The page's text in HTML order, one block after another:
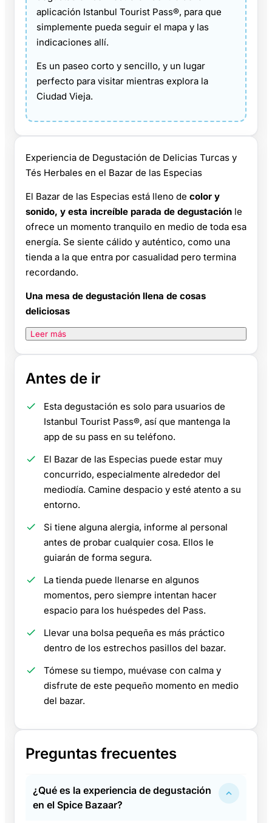
aplicación Istanbul Tourist Pass®, para que
simplemente pueda seguir el mapa y las
indicaciones allí.
Es un paseo corto y sencillo, y un lugar
perfecto para visitar mientras explora la
Ciudad Vieja.
Experiencia de Degustación de Delicias Turcas y
Tés Herbales en el Bazar de las Especias
El Bazar de las Especias está lleno de color y
sonido, y esta increíble parada de degustación le
ofrece un momento tranquilo en medio de toda esa
energía. Se siente cálido y auténtico, como una
tienda a la que entra por casualidad pero termina
recordando.
Una mesa de degustación llena de cosas
deliciosas
Leer más
Antes de ir
Esta degustación es solo para usuarios de
Istanbul Tourist Pass®, así que mantenga la
app de su pass en su teléfono.
El Bazar de las Especias puede estar muy
concurrido, especialmente alrededor del
mediodía. Camine despacio y esté atento a su
entorno.
Si tiene alguna alergia, informe al personal
antes de probar cualquier cosa. Ellos le
guiarán de forma segura.
La tienda puede llenarse en algunos
momentos, pero siempre intentan hacer
espacio para los huéspedes del Pass.
Llevar una bolsa pequeña es más práctico
dentro de los estrechos pasillos del bazar.
Tómese su tiempo, muévase con calma y
disfrute de este pequeño momento en medio
del bazar.
Preguntas frecuentes
¿Qué es la experiencia de degustación
en el Spice Bazaar?